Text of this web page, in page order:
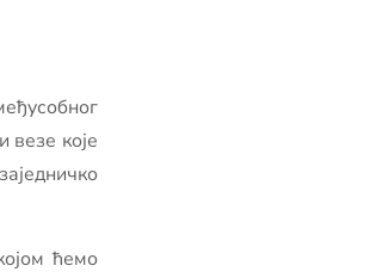
везе које
ћемо